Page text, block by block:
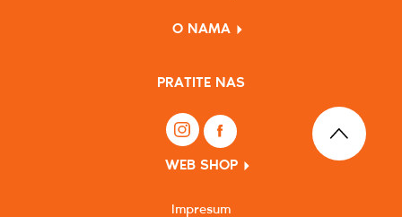
O NAMA
PRATITE NAS
WEB SHOP
Impresum